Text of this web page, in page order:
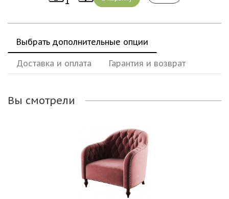
Выбрать дополнительные опции
Доставка и оплата Гарантия и возврат
Вы смотрели